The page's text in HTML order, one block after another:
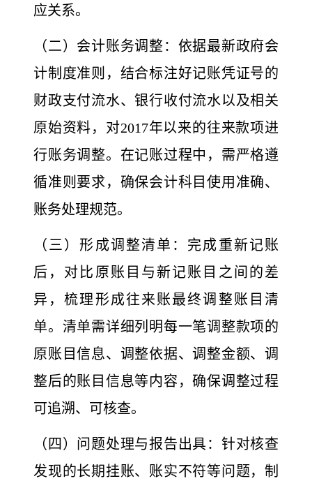
应关系。
（二）会计账务调整：依据最新政府会
计制度准则，结合标注好记账凭证号的
财政支付流水、银行收付流水以及相关
原始资料，对2017年以来的往来款项进
行账务调整。在记账过程中，需严格遵
循准则要求，确保会计科目使用准确、
账务处理规范。
（三）形成调整清单：完成重新记账
后，对比原账目与新记账目之间的差
异，梳理形成往来账最终调整账目清
单。清单需详细列明每一笔调整款项的
原账目信息、调整依据、调整金额、调
整后的账目信息等内容，确保调整过程
可追溯、可核查。
（四）问题处理与报告出具：针对核查
发现的长期挂账、账实不符等问题，制